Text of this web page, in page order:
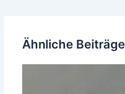
Ähnliche Beiträge